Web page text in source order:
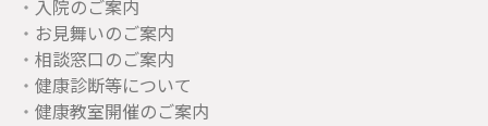
入院のご案内
お見舞いのご案内
相談窓口のご案内
健康診断等について
健康教室開催のご案内